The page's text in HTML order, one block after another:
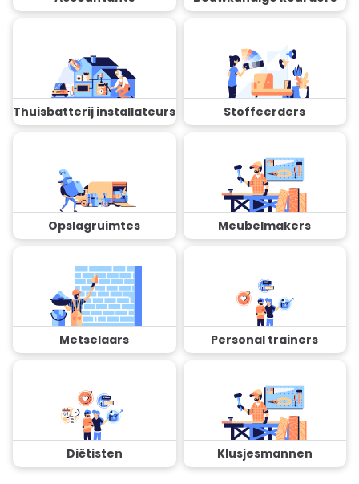
Thuisbatterij installateurs Stoffeerders
Opslagruimtes Meubelmakers
Metselaars Personal trainers
Diëtisten Klusjesmannen